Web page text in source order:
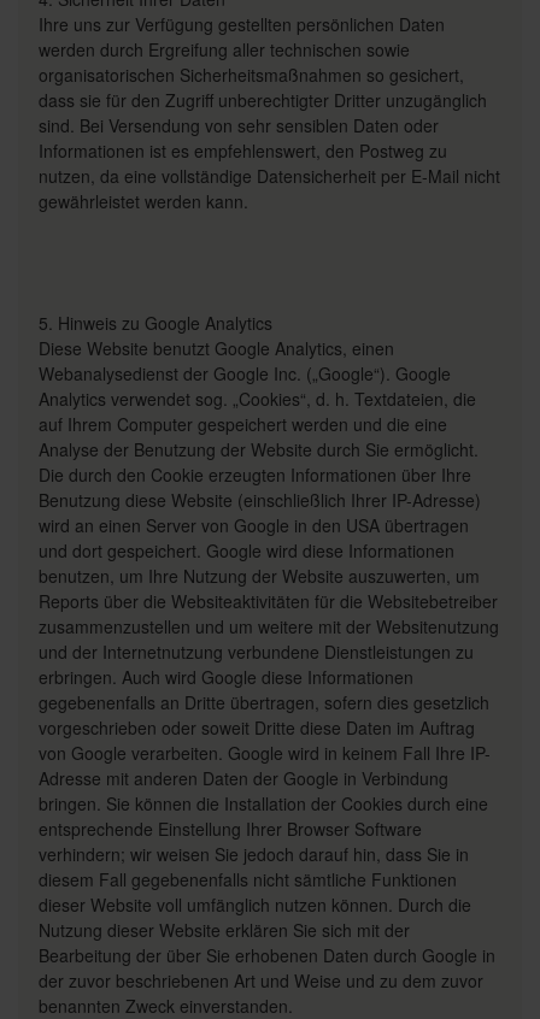
Ihre uns zur Verfügung gestellten persönlichen Daten
werden durch Ergreifung aller technischen sowie
organisatorischen Sicherheitsmaßnahmen so gesichert,
dass sie für den Zugriff unberechtigter Dritter unzugänglich
sind. Bei Versendung von sehr sensiblen Daten oder
Informationen ist es empfehlenswert, den Postweg zu
nutzen, da eine vollständige Datensicherheit per E-Mail nicht
gewährleistet werden kann.
5. Hinweis zu Google Analytics
Diese Website benutzt Google Analytics, einen
Webanalysedienst der Google Inc. („Google“). Google
Analytics verwendet sog. „Cookies“, d. h. Textdateien, die
auf Ihrem Computer gespeichert werden und die eine
Analyse der Benutzung der Website durch Sie ermöglicht.
Die durch den Cookie erzeugten Informationen über Ihre
Benutzung diese Website (einschließlich Ihrer IP-Adresse)
wird an einen Server von Google in den USA übertragen
und dort gespeichert. Google wird diese Informationen
benutzen, um Ihre Nutzung der Website auszuwerten, um
Reports über die Websiteaktivitäten für die Websitebetreiber
zusammenzustellen und um weitere mit der Websitenutzung
und der Internetnutzung verbundene Dienstleistungen zu
erbringen. Auch wird Google diese Informationen
gegebenenfalls an Dritte übertragen, sofern dies gesetzlich
vorgeschrieben oder soweit Dritte diese Daten im Auftrag
von Google verarbeiten. Google wird in keinem Fall Ihre IP-
Adresse mit anderen Daten der Google in Verbindung
bringen. Sie können die Installation der Cookies durch eine
entsprechende Einstellung Ihrer Browser Software
verhindern; wir weisen Sie jedoch darauf hin, dass Sie in
diesem Fall gegebenenfalls nicht sämtliche Funktionen
dieser Website voll umfänglich nutzen können. Durch die
Nutzung dieser Website erklären Sie sich mit der
Bearbeitung der über Sie erhobenen Daten durch Google in
der zuvor beschriebenen Art und Weise und zu dem zuvor
benannten Zweck einverstanden.